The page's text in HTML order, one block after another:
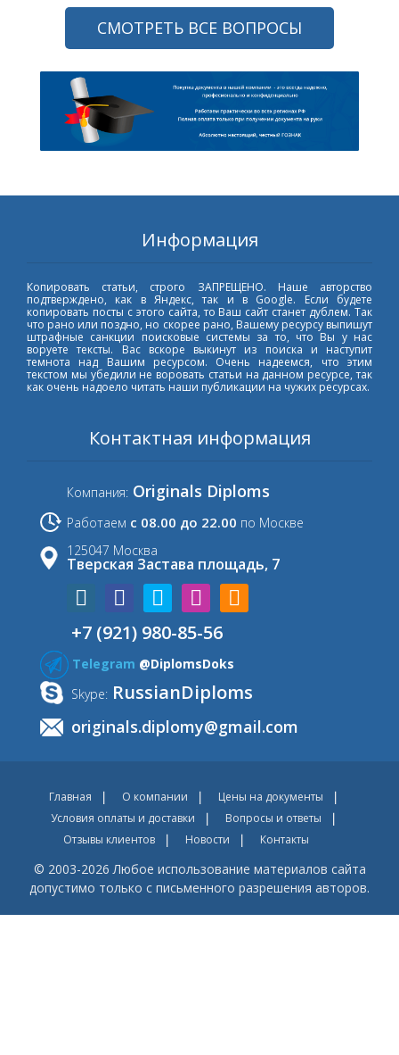
СМОТРЕТЬ ВСЕ ВОПРОСЫ
Информация
Копировать статьи, строго ЗАПРЕЩЕНО. Наше авторство
подтверждено, как в Яндекс, так и в Google. Если будете
копировать посты с этого сайта, то Ваш сайт станет дублем. Так
что рано или поздно, но скорее рано, Вашему ресурсу выпишут
штрафные санкции поисковые системы за то, что Вы у нас
воруете тексты. Вас вскоре выкинут из поиска и наступит
темнота над Вашим ресурсом. Очень надеемся, что этим
текстом мы убедили не воровать статьи на данном ресурсе, так
как очень надоело читать наши публикации на чужих ресурсах.
Контактная информация
Компания: Originals Diploms
Работаем с 08.00 до 22.00 по Москве
125047 Москва
Тверская Застава площадь, 7
+7 (921) 980-85-56
Telegram @DiplomsDoks
Skype: RussianDiploms
originals.diplomy@gmail.com
Главная О компании
Цены на документы
Условия оплаты и доставки
Вопросы и ответы
Отзывы клиентов
Новости Контакты
© 2003-2026 Любое использование материалов сайта
допустимо только с письменного разрешения авторов.